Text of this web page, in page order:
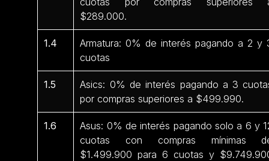
$289.000.
1.4
Armatura: 0% de interés pagando a 2 y
cuotas
1.5
Asics: 0% de interés pagando a 3
por compras superiores a $499.990.
1.6
Asus: 0% de interés pagando solo a 6 y
cuotas con compras mínimas
$1.499.900 para 6 cuotas y